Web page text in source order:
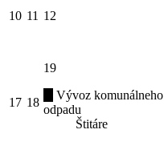
10 11 12
17 18
19
Vývoz komunálneho
odpadu
Štitáre